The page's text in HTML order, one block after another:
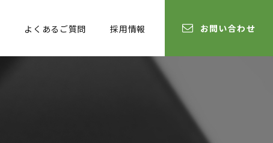
よくあるご質問 採用情報 お問い合わせ